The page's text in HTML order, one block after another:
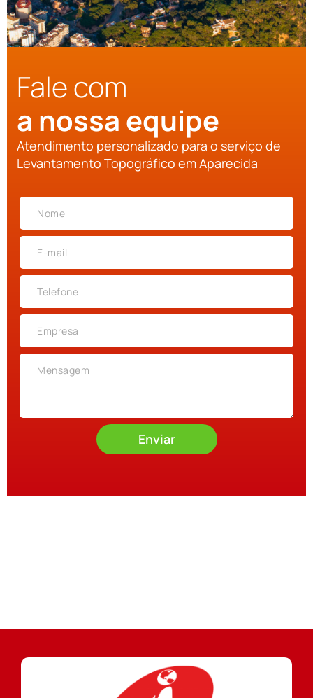
Fale com
a nossa equipe
Atendimento personalizado para o serviço de
Levantamento Topográfico em Aparecida
Enviar